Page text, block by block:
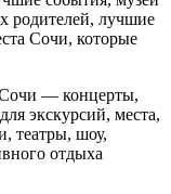
родителей, лучшие
Сочи, которые
— концерты,
экскурсий, места,
театры, шоу,
отдыха